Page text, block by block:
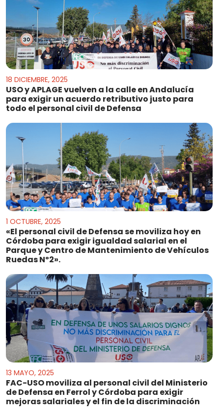
18 DICIEMBRE, 2025
USO y APLAGE vuelven a la calle en Andalucía
para exigir un acuerdo retributivo justo para
todo el personal civil de Defensa
1 OCTUBRE, 2025
«El personal civil de Defensa se moviliza hoy en
Córdoba para exigir igualdad salarial en el
Parque y Centro de Mantenimiento de Vehículos
Ruedas Nº2».
13 MAYO, 2025
FAC-USO moviliza al personal civil del Ministerio
de Defensa en Ferrol y Córdoba para exigir
mejoras salariales y el fin de la discriminación